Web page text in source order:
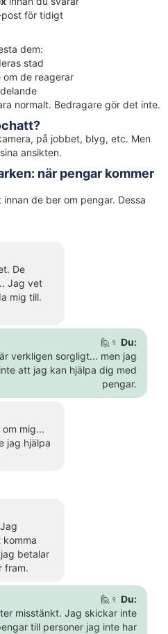
post för tidigt
dem:
stad
om de reagerar
normalt. Bedragare gör det inte.
på jobbet, blyg, etc. Men
ansikten.
när pengar kommer
de ber om pengar. Dessa
De
Jag vet
mig till.
🙋♀️ Du:
verkligen sorgligt... men jag
att jag kan hjälpa dig med
pengar.
mig...
jag hjälpa
betalar
fram.
🙋♀️ Du:
misstänkt. Jag skickar inte
till personer jag inte har